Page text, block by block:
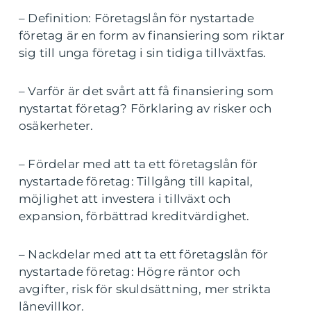
– Definition: Företagslån för nystartade
företag är en form av finansiering som riktar
sig till unga företag i sin tidiga tillväxtfas.
– Varför är det svårt att få finansiering som
nystartat företag? Förklaring av risker och
osäkerheter.
– Fördelar med att ta ett företagslån för
nystartade företag: Tillgång till kapital,
möjlighet att investera i tillväxt och
expansion, förbättrad kreditvärdighet.
– Nackdelar med att ta ett företagslån för
nystartade företag: Högre räntor och
avgifter, risk för skuldsättning, mer strikta
lånevillkor.